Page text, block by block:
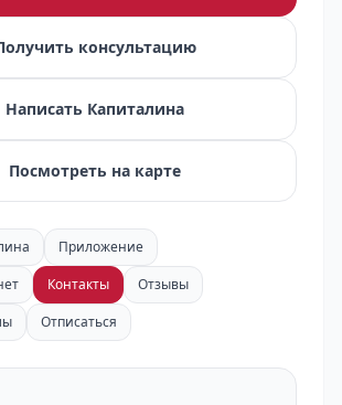
консультацию
Написать Капиталина
Посмотреть на карте
Приложение
Контакты
Отзывы
Отписаться